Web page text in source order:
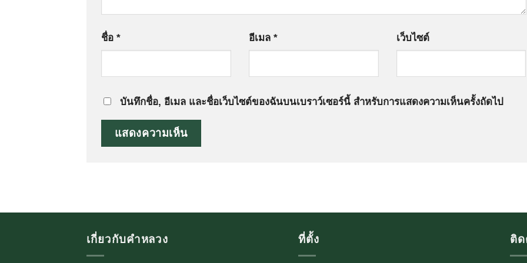
ชื่อ * อีเมล * เว็บไซต์
บันทึกชื่อ, อีเมล และชื่อเว็บไซต์ของฉันบนเบราว์เซอร์นี้ สำหรับการแสดงความเห็นครั้งถัดไป
เกี่ยวกับคำหลวง ที่ตั้ง ติ